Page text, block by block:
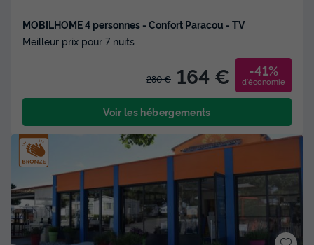
MOBILHOME 4 personnes - Confort Paracou - TV
Meilleur prix pour 7 nuits
280 € 164 € -41%
d'économie
Voir les hébergements